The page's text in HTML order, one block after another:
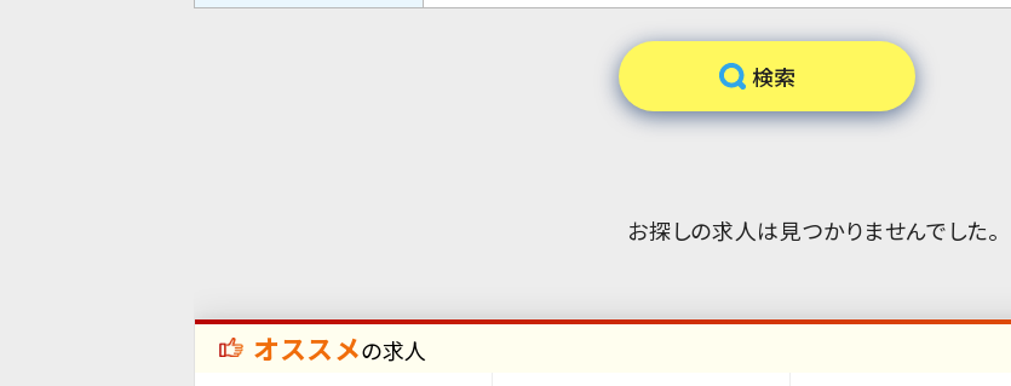
お探しの求人は見つかりませんでした。
オススメの求人